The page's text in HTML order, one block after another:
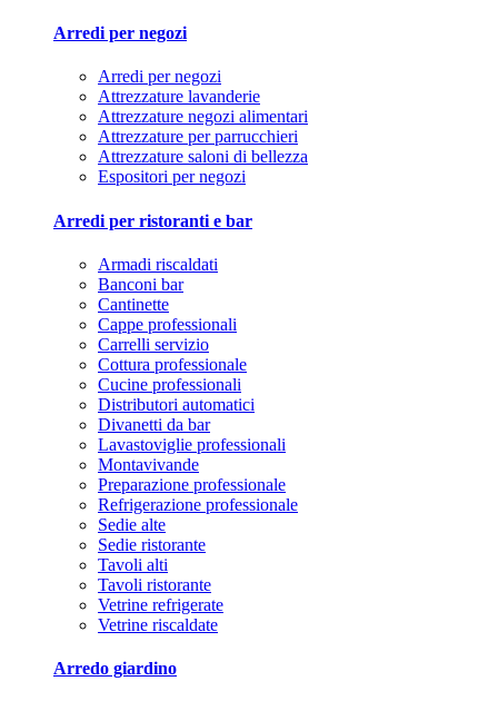
Arredi per negozi
Arredi per negozi
Attrezzature lavanderie
Attrezzature negozi alimentari
Attrezzature per parrucchieri
Attrezzature saloni di bellezza
Espositori per negozi
Arredi per ristoranti e bar
Armadi riscaldati
Banconi bar
Cantinette
Cappe professionali
Carrelli servizio
Cottura professionale
Cucine professionali
Distributori automatici
Divanetti da bar
Lavastoviglie professionali
Montavivande
Preparazione professionale
Refrigerazione professionale
Sedie alte
Sedie ristorante
Tavoli alti
Tavoli ristorante
Vetrine refrigerate
Vetrine riscaldate
Arredo giardino